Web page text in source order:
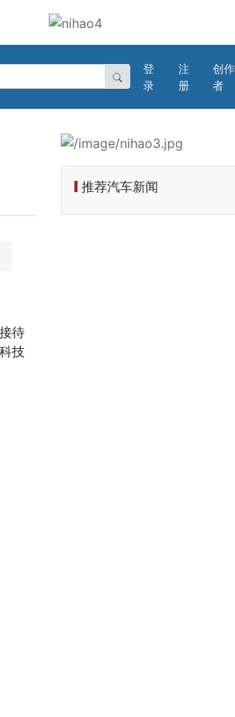
登
录
注
册
创作
者
待
技
推荐汽车新闻